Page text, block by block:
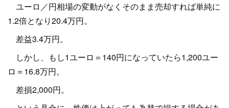
ユーロ／円相場の変動がなくそのまま売却すれば単純に
1.2倍となり20.4万円。
差益3.4万円。
しかし、もし1ユーロ＝140円になっていたら1,200ユー
ロ＝16.8万円。
差損2,000円。